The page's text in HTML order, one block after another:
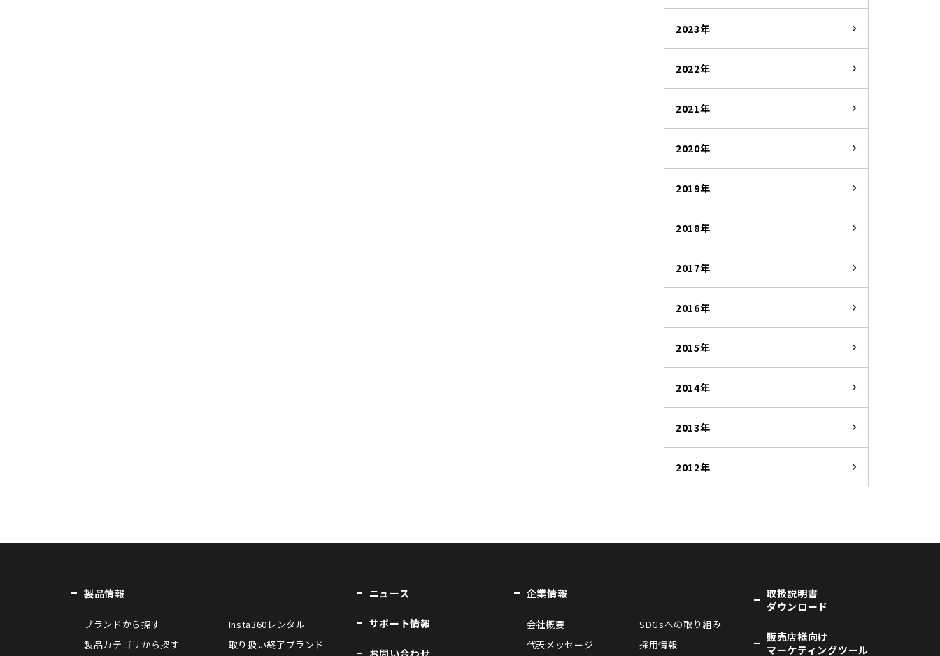
2023年
2022年
2021年
2020年
2019年
2018年
2017年
2016年
2015年
2014年
2013年
2012年
製品情報
ブランドから探す
製品カテゴリから探す
Insta360レンタル
取り扱い終了ブランド
ニュース
サポート情報
お問い合わせ
企業情報
会社概要
代表メッセージ
SDGsへの取り組み
採用情報
取扱説明書
ダウンロード
販売店様向け
マーケティングツール